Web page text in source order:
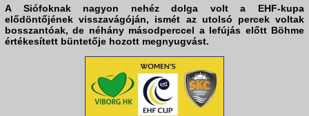
A Siófoknak nagyon nehéz dolga volt a EHF-kupa
elődöntőjének visszavágóján, ismét az utolsó percek voltak
bosszantóak, de néhány másodperccel a lefújás előtt Böhme
értékesített büntetője hozott megnyugvást.